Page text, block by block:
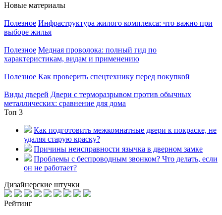
Новые материалы
Полезное Инфраструктура жилого комплекса: что важно при
выборе жилья
Полезное Медная проволока: полный гид по
характеристикам, видам и применению
Полезное Как проверить спецтехнику перед покупкой
Виды дверей Двери с терморазрывом против обычных
металлических: сравнение для дома
Топ 3
Как подготовить межкомнатные двери к покраске, не
удаляя старую краску?
Причины неисправности язычка в дверном замке
Проблемы с беспроводным звонком? Что делать, если
он не работает?
Дизайнерские штучки
Рейтинг